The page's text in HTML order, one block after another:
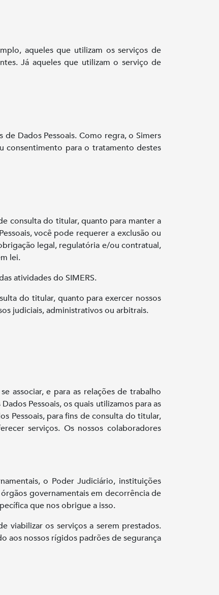
aqueles que utilizam os serviços de
Já aqueles que utilizam o serviço de
Dados Pessoais. Como regra, o Simers
consentimento para o tratamento destes
consulta do titular, quanto para manter a
você pode requerer a exclusão ou
legal, regulatória e/ou contratual,
lei.
atividades do SIMERS.
do titular, quanto para exercer nossos
judiciais, administrativos ou arbitrais.
associar, e para as relações de trabalho
Pessoais, os quais utilizamos para as
Pessoais, para fins de consulta do titular,
serviços. Os nossos colaboradores
o Poder Judiciário, instituições
governamentais em decorrência de
que nos obrigue a isso.
viabilizar os serviços a serem prestados.
aos nossos rígidos padrões de segurança